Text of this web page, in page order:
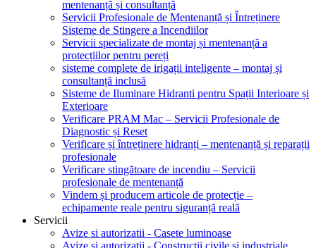
mentenanță și consultanță
Servicii Profesionale de Mentenanță și Întreținere
Sisteme de Stingere a Incendiilor
Servicii specializate de montaj și mentenanță a
protecțiilor pentru pereți
sisteme complete de irigații inteligente – montaj și
consultanță inclusă
Sisteme de Iluminare Hidranti pentru Spații Interioare și
Exterioare
Verificare PRAM Mac – Servicii Profesionale de
Diagnostic și Reset
Verificare și întreținere hidranți – mentenanță și reparații
profesionale
Verificare stingătoare de incendiu – Servicii
profesionale de mentenanță
Vindem și producem articole de protecție –
echipamente reale pentru siguranță reală
Servicii
Avize si autorizatii - Casete luminoase
Avize si autorizatii - Constructii civile si industriale